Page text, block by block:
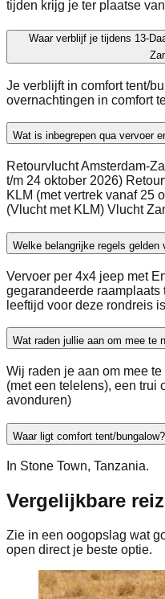
tijden krijg je ter plaatse
Waar verblijf je tijdens 13-
Je verblijft in comfort tent/
overnachtingen in comfort
Wat is inbegrepen qua vervoer
Retourvlucht Amsterdam-
t/m 24 oktober 2026)
KLM (met vertrek vanaf 25
(Vlucht met KLM) Vlucht
Welke belangrijke regels gelden
Vervoer per 4x4 jeep met
gegarandeerde
leeftijd voor deze rondreis
Wat raden jullie aan om mee te
Wij raden je aan om mee
(met een telelens), een trui
avonduren)
Waar ligt comfort tent/bungalow?
In Stone Town, Tanzania.
Vergelijkbare
Zie in een oogopslag wat
open direct je beste optie.